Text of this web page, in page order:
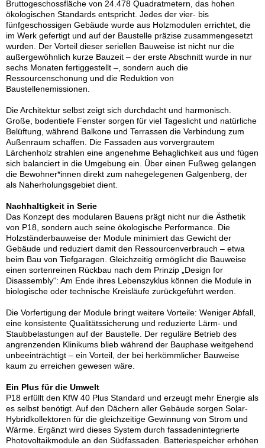
Bruttogeschossfläche von 24.478 Quadratmetern, das hohen
ökologischen Standards entspricht. Jedes der vier- bis
fünfgeschossigen Gebäude wurde aus Holzmodulen errichtet, die
im Werk gefertigt und auf der Baustelle präzise zusammengesetzt
wurden. Der Vorteil dieser seriellen Bauweise ist nicht nur die
außergewöhnlich kurze Bauzeit – der erste Abschnitt wurde in nur
sechs Monaten fertiggestellt –, sondern auch die
Ressourcenschonung und die Reduktion von
Baustellenemissionen.
Die Architektur selbst zeigt sich durchdacht und harmonisch.
Große, bodentiefe Fenster sorgen für viel Tageslicht und natürliche
Belüftung, während Balkone und Terrassen die Verbindung zum
Außenraum schaffen. Die Fassaden aus vorvergrautem
Lärchenholz strahlen eine angenehme Behaglichkeit aus und fügen
sich balanciert in die Umgebung ein. Über einen Fußweg gelangen
die Bewohner*innen direkt zum nahegelegenen Galgenberg, der
als Naherholungsgebiet dient.
Nachhaltigkeit in Serie
Das Konzept des modularen Bauens prägt nicht nur die Ästhetik
von P18, sondern auch seine ökologische Performance. Die
Holzständerbauweise der Module minimiert das Gewicht der
Gebäude und reduziert damit den Ressourcenverbrauch – etwa
beim Bau von Tiefgaragen. Gleichzeitig ermöglicht die Bauweise
einen sortenreinen Rückbau nach dem Prinzip „Design for
Disassembly“: Am Ende ihres Lebenszyklus können die Module in
biologische oder technische Kreisläufe zurückgeführt werden.
Die Vorfertigung der Module bringt weitere Vorteile: Weniger Abfall,
eine konsistente Qualitätssicherung und reduzierte Lärm- und
Staubbelastungen auf der Baustelle. Der reguläre Betrieb des
angrenzenden Klinikums blieb während der Bauphase weitgehend
unbeeinträchtigt – ein Vorteil, der bei herkömmlicher Bauweise
kaum zu erreichen gewesen wäre.
Ein Plus für die Umwelt
P18 erfüllt den KfW 40 Plus Standard und erzeugt mehr Energie als
es selbst benötigt. Auf den Dächern aller Gebäude sorgen Solar-
Hybridkollektoren für die gleichzeitige Gewinnung von Strom und
Wärme. Ergänzt wird dieses System durch fassadenintegrierte
Photovoltaikmodule an den Südfassaden. Batteriespeicher erhöhen